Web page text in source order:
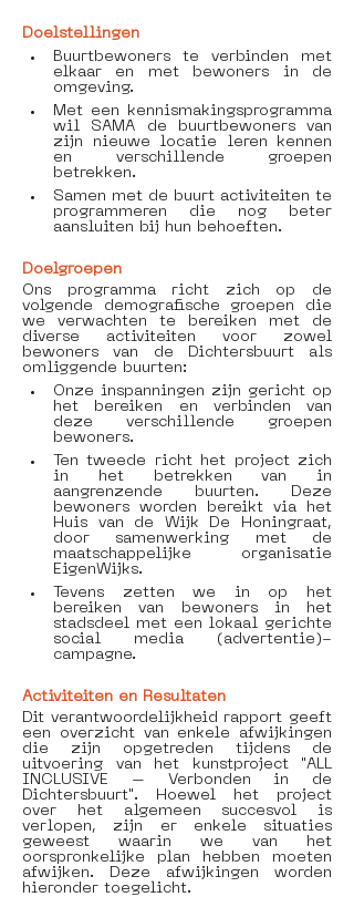
Doelstellingen
Buurtbewoners te verbinden met
elkaar en met bewoners in de
omgeving.
Met een kennismakingsprogramma
wil SAMA de buurtbewoners van
zijn nieuwe locatie leren kennen
en verschillende groepen
betrekken.
Samen met de buurt activiteiten te
programmeren die nog beter
aansluiten bij hun behoeften.
Doelgroepen
Ons programma richt zich op de
volgende demografische groepen die
we verwachten te bereiken met de
diverse activiteiten voor zowel
bewoners van de Dichtersbuurt als
omliggende buurten:
Onze inspanningen zijn gericht op
het bereiken en verbinden van
deze verschillende groepen
bewoners.
Ten tweede richt het project zich
in het betrekken van in
aangrenzende buurten. Deze
bewoners worden bereikt via het
Huis van de Wijk De Honingraat,
door samenwerking met de
maatschappelijke organisatie
EigenWijks.
Tevens zetten we in op het
bereiken van bewoners in het
stadsdeel met een lokaal gerichte
social media (advertentie)-
campagne.
Activiteiten en Resultaten
Dit verantwoordelijkheid rapport geeft
een overzicht van enkele afwijkingen
die zijn opgetreden tijdens de
uitvoering van het kunstproject "ALL
INCLUSIVE – Verbonden in de
Dichtersbuurt". Hoewel het project
over het algemeen succesvol is
verlopen, zijn er enkele situaties
geweest waarin we van het
oorspronkelijke plan hebben moeten
afwijken. Deze afwijkingen worden
hieronder toegelicht.